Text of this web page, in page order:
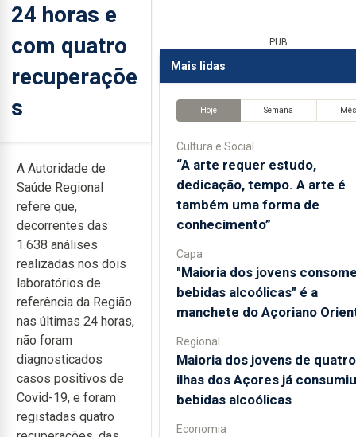
24 horas e
com quatro
recuperaçõe
s
A Autoridade de
Saúde Regional
refere que,
decorrentes das
1.638 análises
realizadas nos dois
laboratórios de
referência da Região
nas últimas 24 horas,
não foram
diagnosticados
casos positivos de
Covid-19, e foram
registadas quatro
PUB
Mais lidas
Hoje Semana
Cultura e Social
“A arte requer estudo,
dedicação, tempo. A arte é
também uma forma de
conhecimento”
Capa
"Maioria dos jovens
bebidas alcoólicas" é a
manchete do Açoriano
Regional
Maioria dos jovens de quatro
ilhas dos Açores já consumiu
bebidas alcoólicas
Economia